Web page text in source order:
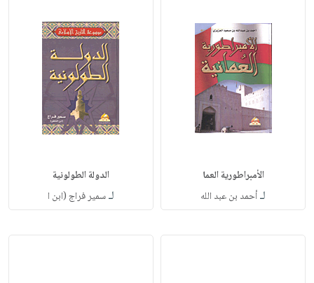
الأمبراطورية العما
لـأحمد بن عبد الله
الدولة الطولونية
لـسمير فراج (ابن ا